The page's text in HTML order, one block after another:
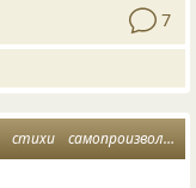
7
стихи самопроизвольное